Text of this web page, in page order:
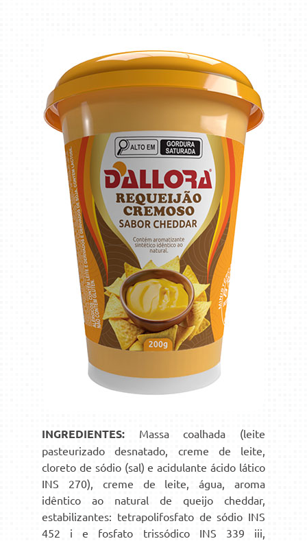
INGREDIENTES: Massa coalhada (leite
pasteurizado desnatado, creme de leite,
cloreto de sódio (sal) e acidulante ácido lático
INS 270), creme de leite, água, aroma
idêntico ao natural de queijo cheddar,
estabilizantes: tetrapolifosfato de sódio INS
452 i e fosfato trissódico INS 339 iii,